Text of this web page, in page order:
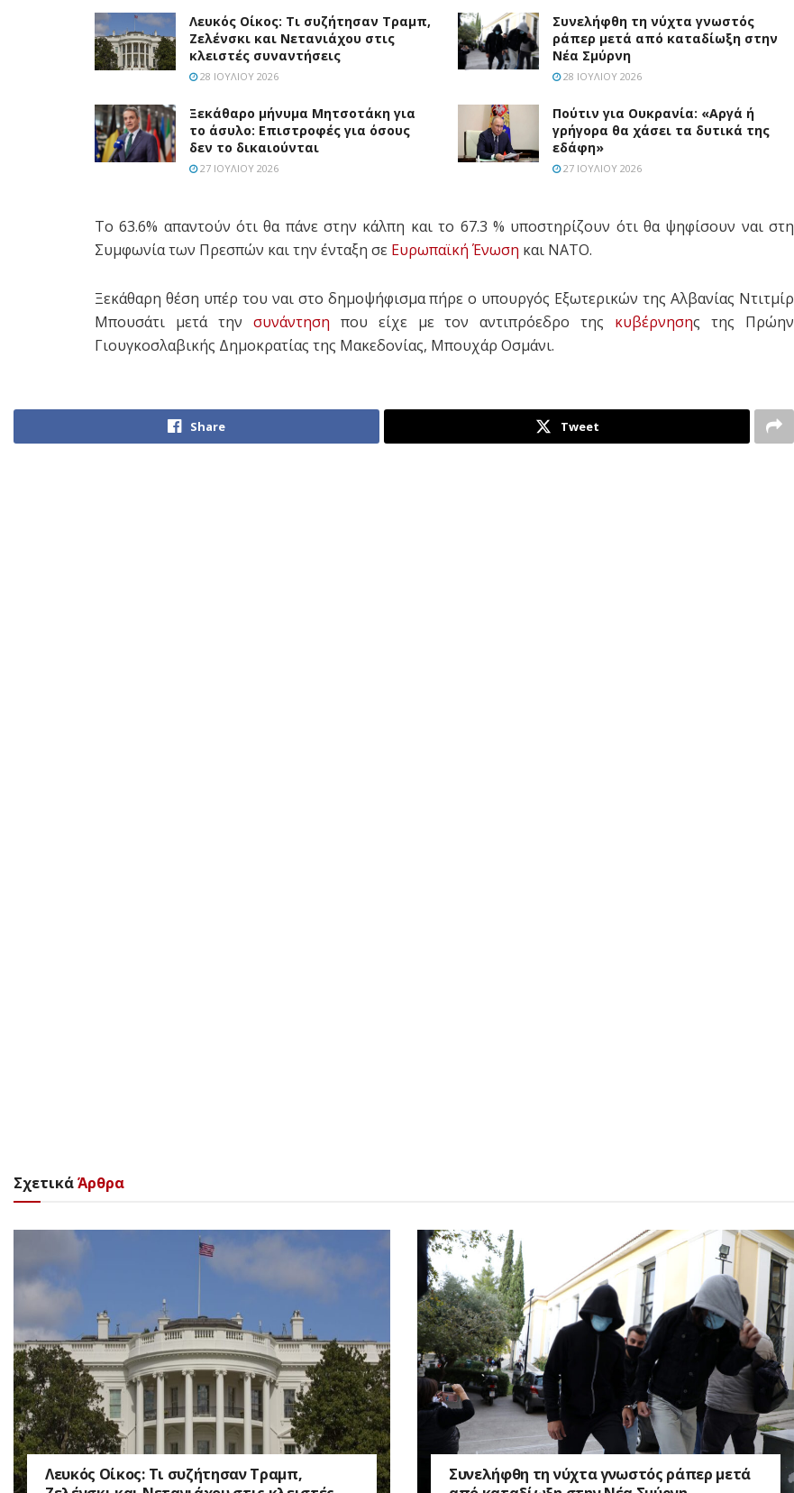
Λευκός Οίκος: Τι συζήτησαν Τραμπ,
Ζελένσκι και Νετανιάχου στις
κλειστές συναντήσεις
28 ΙΟΥΛΊΟΥ 2026
Συνελήφθη τη νύχτα γνωστός
ράπερ μετά από καταδίωξη στην
Νέα Σμύρνη
28 ΙΟΥΛΊΟΥ 2026
Ξεκάθαρο μήνυμα Μητσοτάκη για
το άσυλο: Επιστροφές για όσους
δεν το δικαιούνται
27 ΙΟΥΛΊΟΥ 2026
Πούτιν για Ουκρανία: «Αργά ή
γρήγορα θα χάσει τα δυτικά της
εδάφη»
27 ΙΟΥΛΊΟΥ 2026
Το 63.6% απαντούν ότι θα πάνε στην κάλπη και το 67.3 % υποστηρίζουν ότι θα ψηφίσουν ναι στη
Συμφωνία των Πρεσπών και την ένταξη σε Ευρωπαϊκή Ένωση και ΝΑΤΟ.
Ξεκάθαρη θέση υπέρ του ναι στο δημοψήφισμα πήρε ο υπουργός Εξωτερικών της Αλβανίας Ντιτμίρ
Μπουσάτι μετά την συνάντηση που είχε με τον αντιπρόεδρο της κυβέρνησης της Πρώην
Γιουγκοσλαβικής Δημοκρατίας της Μακεδονίας, Μπουχάρ Οσμάνι.
Share Tweet
ΣχετικάΆρθρα
Λευκός Οίκος: Τι συζήτησαν Τραμπ,
Συνελήφθη τη νύχτα γνωστός ράπερ μετά